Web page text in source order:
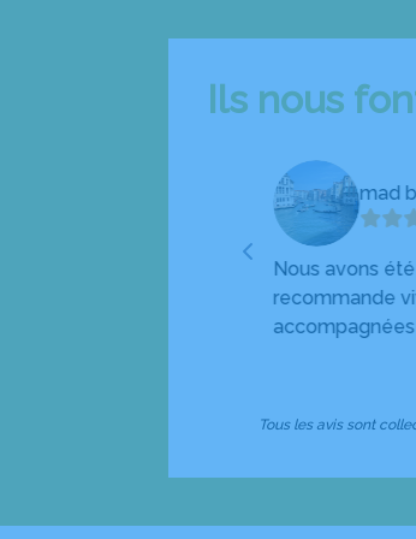
Ils nous
mad
Nous avons
recommande
Tous les avis sont